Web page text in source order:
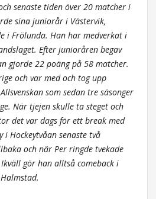
senaste tiden över 20 matcher i
sina juniorår i Västervik,
i Frölunda. Han har medverkat i
Efter junioråren begav
gjorde 22 poäng på 58 matcher.
och var med och tog upp
som sedan tre säsonger
När tjejen skulle ta steget och
det var dags för ett break med
i Hockeytvåan senaste två
och när Per ringde tvekade
gör han alltså comeback i